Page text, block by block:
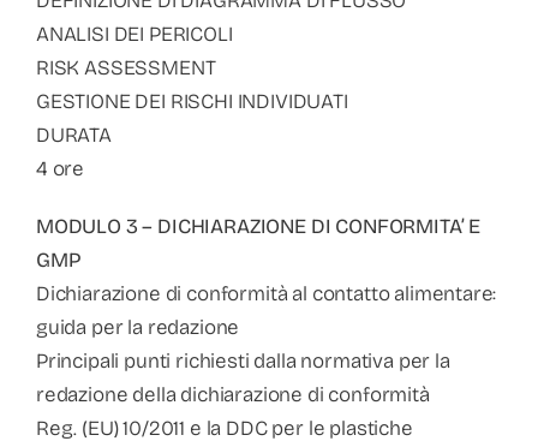
ANALISI DEI PERICOLI
RISK ASSESSMENT
GESTIONE DEI RISCHI INDIVIDUATI
DURATA
4 ore
MODULO 3 – DICHIARAZIONE DI CONFORMITA’ E
GMP
Dichiarazione di conformità al contatto alimentare:
guida per la redazione
Principali punti richiesti dalla normativa per la
redazione della dichiarazione di conformità
Reg. (EU) 10/2011 e la DDC per le plastiche